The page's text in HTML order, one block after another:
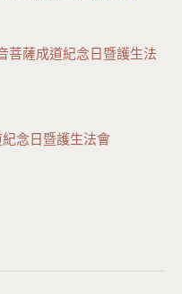
菩薩成道紀念日暨護生法
念日暨護生法會